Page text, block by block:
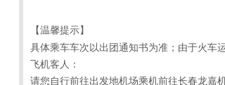
【温馨提示】
具体乘车车次以出团通知书为准；由于火车
飞机客人：
请您自行前往出发地机场乘机前往长春龙嘉